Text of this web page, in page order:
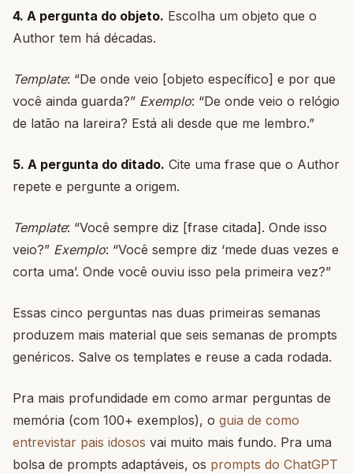
4. A pergunta do objeto. Escolha um objeto que o
Author tem há décadas.
Template: “De onde veio [objeto específico] e por que
você ainda guarda?” Exemplo: “De onde veio o relógio
de latão na lareira? Está ali desde que me lembro.”
5. A pergunta do ditado. Cite uma frase que o Author
repete e pergunte a origem.
Template: “Você sempre diz [frase citada]. Onde isso
veio?” Exemplo: “Você sempre diz ‘mede duas vezes e
corta uma’. Onde você ouviu isso pela primeira vez?”
Essas cinco perguntas nas duas primeiras semanas
produzem mais material que seis semanas de prompts
genéricos. Salve os templates e reuse a cada rodada.
Pra mais profundidade em como armar perguntas de
memória (com 100+ exemplos), o guia de como
entrevistar pais idosos vai muito mais fundo. Pra uma
bolsa de prompts adaptáveis, os prompts do ChatGPT